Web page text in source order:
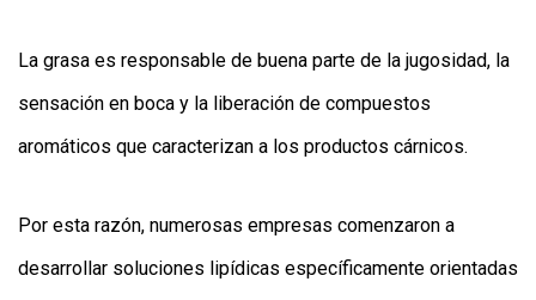
La grasa es responsable de buena parte de la jugosidad, la
sensación en boca y la liberación de compuestos
aromáticos que caracterizan a los productos cárnicos.
Por esta razón, numerosas empresas comenzaron a
desarrollar soluciones lipídicas específicamente orientadas